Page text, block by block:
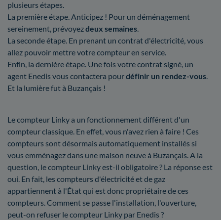
plusieurs étapes.
La première étape. Anticipez ! Pour un déménagement
sereinement, prévoyezdeux semaines.
La seconde étape. En prenant un contrat d'électricité, vous
allez pouvoir mettre votre compteur en service.
Enfin, la dernière étape. Une fois votre contrat signé, un
agent Enedis vous contactera pourdéfinir un rendez-vous.
Et la lumière fut à Buzançais !
Le compteur Linky a un fonctionnement différent d'un
compteur classique. En effet, vous n'avez rien à faire ! Ces
compteurs sont désormais automatiquement installés si
vous emménagez dans une maison neuve à Buzançais. A la
question, le compteur Linky est-il obligatoire ? La réponse est
oui. En fait, les compteurs d'électricité et de gaz
appartiennent à l'État qui est donc propriétaire de ces
compteurs. Comment se passe l'installation, l'ouverture,
peut-on refuser le compteur Linky par Enedis ?